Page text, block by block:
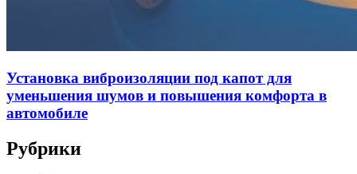
Установка виброизоляции под капот для
уменьшения шумов и повышения комфорта в
автомобиле
Рубрики